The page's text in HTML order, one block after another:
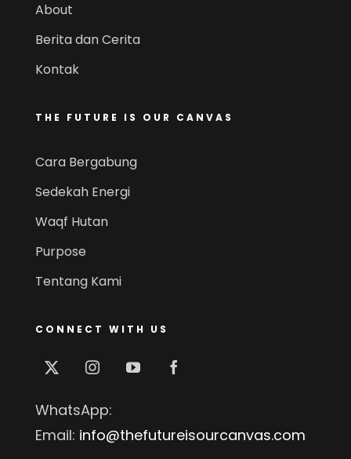
About
Berita dan Cerita
Kontak
THE FUTURE IS OUR CANVAS
Cara Bergabung
Sedekah Energi
Waqf Hutan
Purpose
Tentang Kami
CONNECT WITH US
WhatsApp:
Email: info@thefutureisourcanvas.com